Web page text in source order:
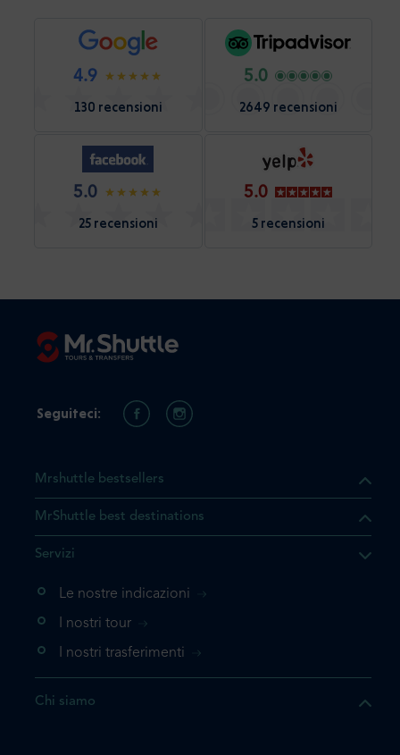
4.9
130 recensioni
5.0
2649 recensioni
5.0
25 recensioni
5.0
5 recensioni
il prodotto che state
nuovamente, la
Mrshuttle bestsellers
MrShuttle best destinations
Servizi
Le nostre indicazioni
I nostri tour
I nostri trasferimenti
Chi siamo
Seguiteci: